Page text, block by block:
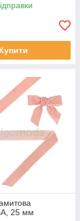
Купити
25 мм